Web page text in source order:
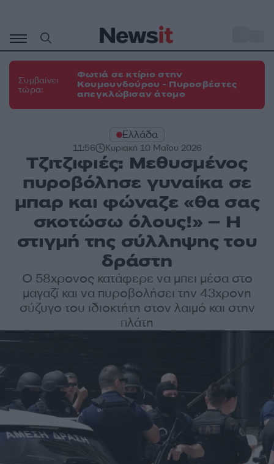
περιεχόμενο
Συμβαίνει
τώρα:
Φωτιά σε κτίριο στην
Κουμουνδούρου - Πυροσβέστες
απεγκλώβισαν άτομο
Ελλάδα
11:56 Κυριακή 10 Μαΐου 2026
Tζιτζιφιές: Μεθυσμένος
πυροβόλησε γυναίκα σε
μπαρ και φώναζε «θα σας
σκοτώσω όλους!» – Η
στιγμή της σύλληψης του
δράστη
Ο 58χρονος κατάφερε να μπει μέσα στο
μαγαζί και να πυροβολήσει την 43χρονη
σύζυγο του ιδιοκτήτη στον λαιμό και στην
πλάτη